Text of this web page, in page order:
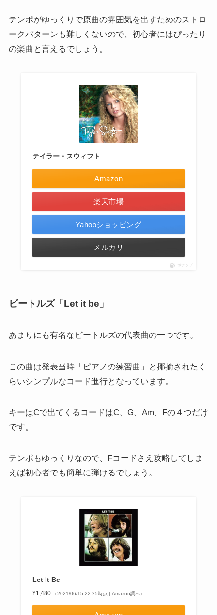
テンポがゆっくりで原曲の雰囲気を出すためのストロ
ークパターンも難しくないので、初心者にはぴったり
の楽曲と言えるでしょう。
テイラー・スウィフト
Amazon
楽天市場
Yahooショッピング
メルカリ
ポチップ
ビートルズ「Let it be」
あまりにも有名なビートルズの代表曲の一つです。
この曲は発表当時「ピアノの練習曲」と揶揄されたく
らいシンプルなコード進行となっています。
キーはCで出てくるコードはC、G、Am、Fの４つだけ
です。
テンポもゆっくりなので、Fコードさえ攻略してしま
えば初心者でも簡単に弾けるでしょう。
Let It Be
¥1,480 （2021/06/15 22:25時点 | Amazon調べ）